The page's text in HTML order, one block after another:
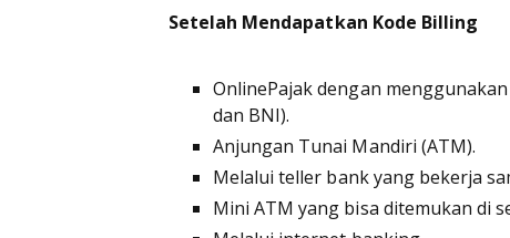
Setelah Mendapatkan Kode Billing
OnlinePajak dengan
dan BNI).
Anjungan Tunai Mandiri (ATM).
Melalui teller bank yang bekerja
Mini ATM yang bisa ditemukan di